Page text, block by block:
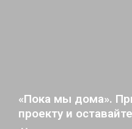
«Пока мы дома».
проекту и